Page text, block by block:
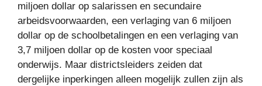
miljoen dollar op salarissen en secundaire
arbeidsvoorwaarden, een verlaging van 6 miljoen
dollar op de schoolbetalingen en een verlaging van
3,7 miljoen dollar op de kosten voor speciaal
onderwijs. Maar districtsleiders zeiden dat
dergelijke inperkingen alleen mogelijk zullen zijn als